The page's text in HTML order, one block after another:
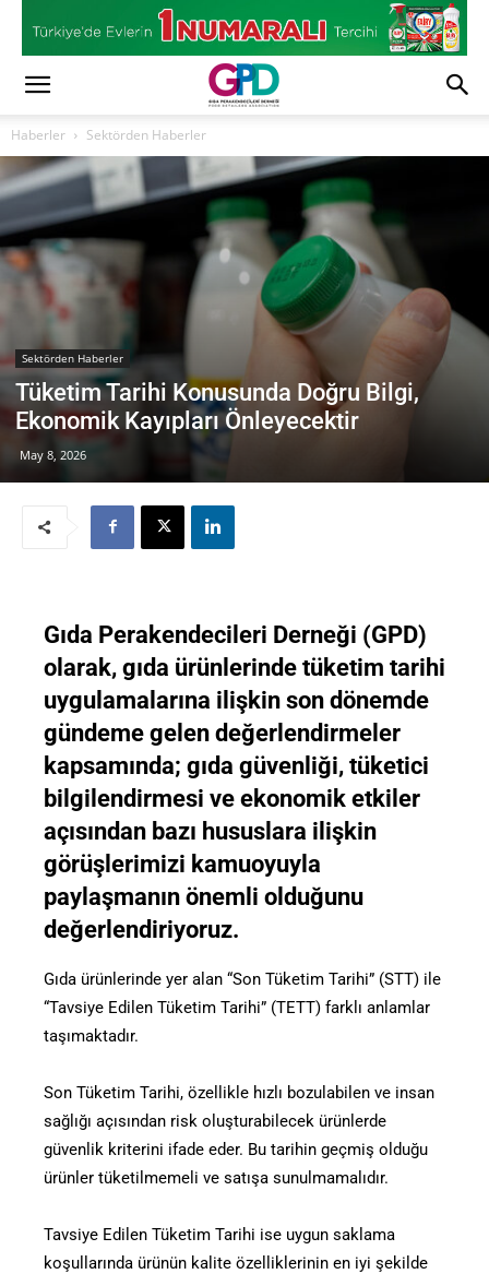
Haberler Sektörden Haberler
Sektörden Haberler
Tüketim Tarihi Konusunda Doğru Bilgi,
Ekonomik Kayıpları Önleyecektir
May 8, 2026
Gıda Perakendecileri Derneği (GPD)
olarak, gıda ürünlerinde tüketim tarihi
uygulamalarına ilişkin son dönemde
gündeme gelen değerlendirmeler
kapsamında; gıda güvenliği, tüketici
bilgilendirmesi ve ekonomik etkiler
açısından bazı hususlara ilişkin
görüşlerimizi kamuoyuyla
paylaşmanın önemli olduğunu
değerlendiriyoruz.
Gıda ürünlerinde yer alan “Son Tüketim Tarihi” (STT) ile
“Tavsiye Edilen Tüketim Tarihi” (TETT) farklı anlamlar
taşımaktadır.
Son Tüketim Tarihi, özellikle hızlı bozulabilen ve insan
sağlığı açısından risk oluşturabilecek ürünlerde
güvenlik kriterini ifade eder. Bu tarihin geçmiş olduğu
ürünler tüketilmemeli ve satışa sunulmamalıdır.
Tavsiye Edilen Tüketim Tarihi ise uygun saklama
koşullarında ürünün kalite özelliklerinin en iyi şekilde